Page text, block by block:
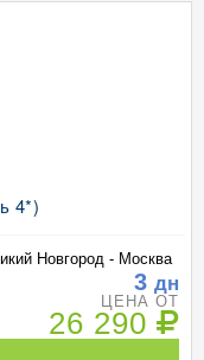
4*)
Новгород - Москва
3 дн
ЦЕНА ОТ
26 290